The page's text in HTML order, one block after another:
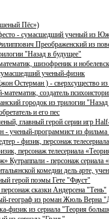
Пёс»)
- сумасшедший ученый из
Преображенский из
"Назад в будущее"
шизофреник и
ученый-физик
Остерман ) - сверхсущество
создатель
городок из трилогии
и его пес
главный герой серии игр
- ученый-программист из
- физик, персонаж
персонаж телесериала
Кутраппали - персонаж сериала
комедии дель арте,
герой поэмы Гете "Фауст"
сказки Андерсена "Тень"
географ из роман Жюль Верна
физик из сериала "Теория